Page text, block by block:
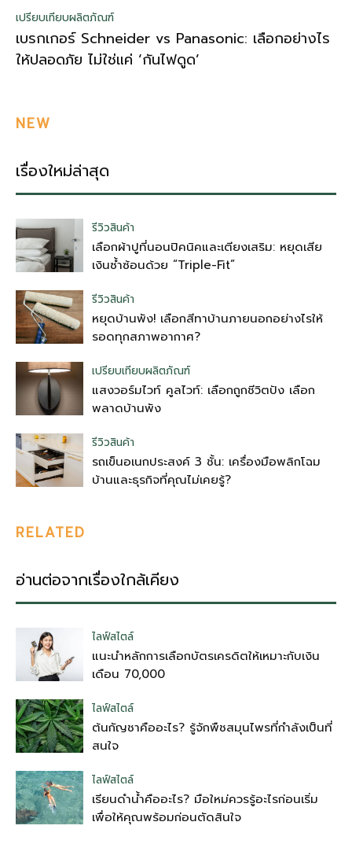
เปรียบเทียบผลิตภัณฑ์
เบรกเกอร์ Schneider vs Panasonic: เลือกอย่างไร
ให้ปลอดภัย ไม่ใช่แค่ ‘กันไฟดูด’
NEW
เรื่องใหม่ล่าสุด
รีวิวสินค้า
เลือกผ้าปูที่นอนปิคนิคและเตียงเสริม: หยุดเสีย
เงินซ้ำซ้อนด้วย “Triple-Fit”
รีวิวสินค้า
หยุดบ้านพัง! เลือกสีทาบ้านภายนอกอย่างไรให้
รอดทุกสภาพอากาศ?
เปรียบเทียบผลิตภัณฑ์
แสงวอร์มไวท์ คูลไวท์: เลือกถูกชีวิตปัง เลือก
พลาดบ้านพัง
รีวิวสินค้า
รถเข็นอเนกประสงค์ 3 ชั้น: เครื่องมือพลิกโฉม
บ้านและธุรกิจที่คุณไม่เคยรู้?
RELATED
อ่านต่อจากเรื่องใกล้เคียง
ไลฟ์สไตล์
แนะนำหลักการเลือกบัตรเครดิตให้เหมาะกับเงิน
เดือน 70,000
ไลฟ์สไตล์
ต้นกัญชาคืออะไร? รู้จักพืชสมุนไพรที่กำลังเป็นที่
สนใจ
ไลฟ์สไตล์
เรียนดำน้ำคืออะไร? มือใหม่ควรรู้อะไรก่อนเริ่ม
เพื่อให้คุณพร้อมก่อนตัดสินใจ